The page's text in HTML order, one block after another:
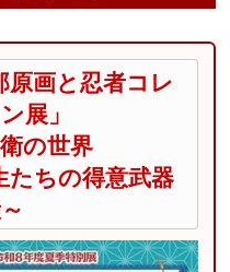
原画と忍者コレ
展」
の世界
たちの得意武器
～